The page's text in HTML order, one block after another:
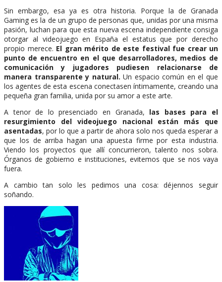
Sin embargo, esa ya es otra historia. Porque la de Granada
Gaming es la de un grupo de personas que, unidas por una misma
pasión, luchan para que esta nueva escena independiente consiga
otorgar al videojuego en España el estatus que por derecho
propio merece. El gran mérito de este festival fue crear un
punto de encuentro en el que desarrolladores, medios de
comunicación y jugadores pudiesen relacionarse de
manera transparente y natural. Un espacio común en el que
los agentes de esta escena conectasen íntimamente, creando una
pequeña gran familia, unida por su amor a este arte.
A tenor de lo presenciado en Granada, las bases para el
resurgimiento del videojuego nacional están más que
asentadas, por lo que a partir de ahora solo nos queda esperar a
que los de arriba hagan una apuesta firme por esta industria.
Viendo los proyectos que allí concurrieron, talento nos sobra.
Órganos de gobierno e instituciones, evitemos que se nos vaya
fuera.
A cambio tan solo les pedimos una cosa: déjennos seguir
soñando.